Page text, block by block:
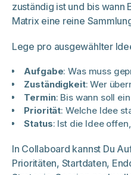
zuständig ist und bis
Matrix eine reine
Lege pro ausgewählter
Aufgabe: Was muss
Zuständigkeit: Wer
Termin: Bis wann soll
Priorität: Welche Idee
Status: Ist die Idee
In Collaboard kannst Du
Prioritäten, Startdaten,